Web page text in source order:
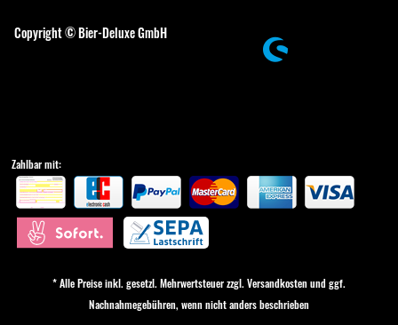
Copyright © Bier-Deluxe GmbH
Zahlbar mit:
* Alle Preise inkl. gesetzl. Mehrwertsteuer zzgl. Versandkostenund ggf.
Nachnahmegebühren, wenn nicht anders beschrieben